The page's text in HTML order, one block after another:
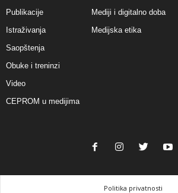
Publikacije
Istraživanja
Saopštenja
Obuke i treninzi
Video
CEPROM u medijima
Mediji i digitalno doba
Medijska etika
Politika privatnosti